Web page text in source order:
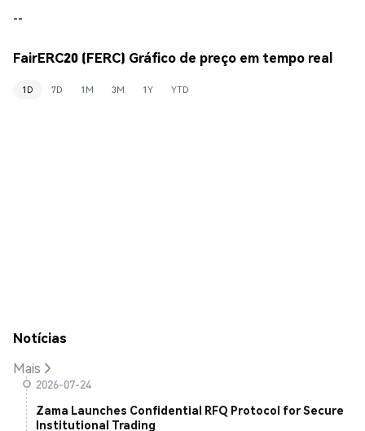
--
FairERC20 (FERC) Gráfico de preço em tempo real
1D 7D 1M 3M 1Y YTD
Notícias
Mais
2026-07-24
Zama Launches Confidential RFQ Protocol for Secure
Institutional Trading